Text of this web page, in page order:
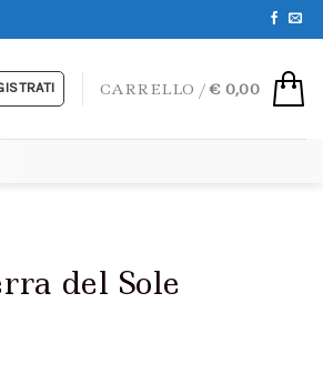
CARRELLO /€ 0,00
del Sole